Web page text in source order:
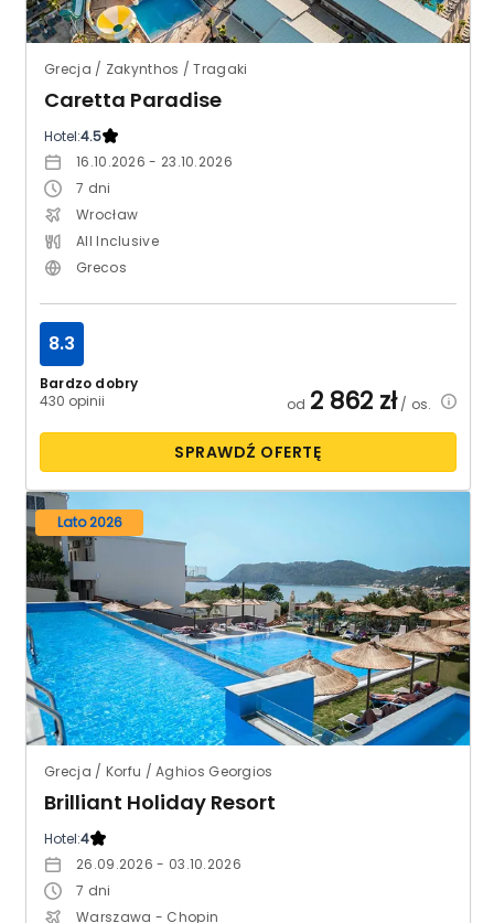
Grecja / Zakynthos / Tragaki
Caretta Paradise
Hotel:4.5
16.10.2026 - 23.10.2026
7 dni
Wrocław
All Inclusive
Grecos
Bardzo dobry
430 opinii
8.3
od 2 862 zł/ os.
SPRAWDŹ OFERTĘ
Lato 2026
Grecja / Korfu / Aghios Georgios
Brilliant Holiday Resort
Hotel:4
26.09.2026 - 03.10.2026
7 dni
Warszawa - Chopin